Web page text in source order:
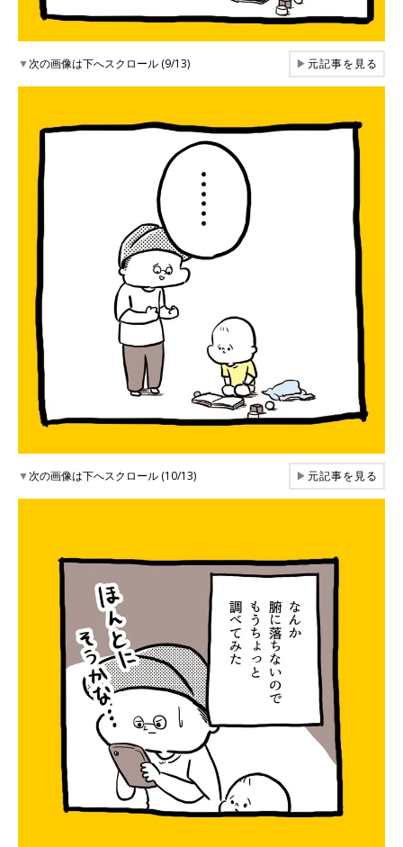
▼次の画像は下へスクロール (9/13) ▶元記事を見る
▼次の画像は下へスクロール (10/13) ▶元記事を見る